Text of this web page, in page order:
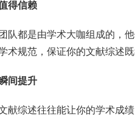
得信赖
队都是由学术大咖组成的，
术规范，保证你的文献综述
间提升
献综述往往能让你的学术成